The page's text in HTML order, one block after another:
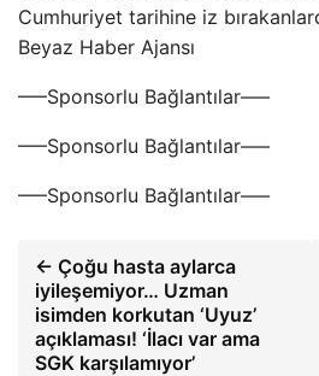
Cumhuriyet tarihine iz
Beyaz Haber Ajansı
—–Sponsorlu Bağlantılar—–
—–Sponsorlu Bağlantılar—–
—–Sponsorlu Bağlantılar—–
← Çoğu hasta aylarca
iyileşemiyor… Uzman
isimden korkutan ‘Uyuz’
açıklaması! ‘İlacı var ama
SGK karşılamıyor’